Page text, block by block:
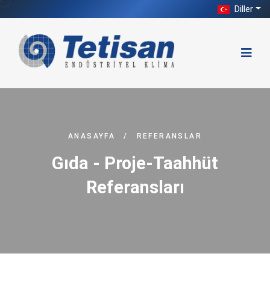
Diller
ANASAYFA / REFERANSLAR
Gıda - Proje-Taahhüt
Referansları